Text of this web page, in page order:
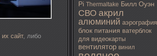
Pi Thermaltake Билл Оуэн
СВО акрил
алюминий аэрография
блок питания ватерблок
для видеокарты
вентилятор винил
их сайт, либо